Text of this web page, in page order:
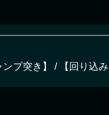
プ突き】 / 【回り込